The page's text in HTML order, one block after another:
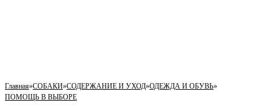
Главная»СОБАКИ»СОДЕРЖАНИЕ И УХОД»ОДЕЖДА И ОБУВЬ»
ПОМОЩЬ В ВЫБОРЕ